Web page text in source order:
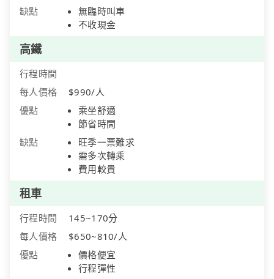
缺點
無臨時叫車
不收現金
高鐵
行程時間
每人價格
$990/人
優點
乘坐舒適
節省時間
缺點
旺季一票難求
需多次轉乘
費用較貴
租車
行程時間
145~170分
每人價格
$650~810/人
優點
價格便宜
行程彈性